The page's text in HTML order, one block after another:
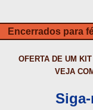
DE BETÃO COM
TERMOS E
Encerrados para
OFERTA DE UM
VEJA